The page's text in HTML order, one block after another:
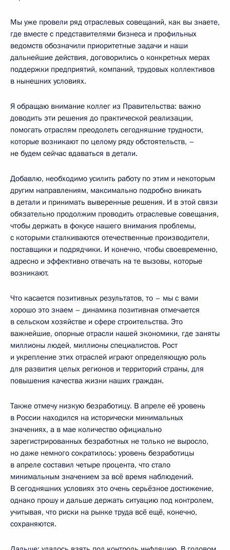
Мы уже провели ряд отраслевых совещаний, как вы знаете,
где вместе с представителями бизнеса и профильных
ведомств обозначили приоритетные задачи и наши
дальнейшие действия, договорились о конкретных мерах
поддержки предприятий, компаний, трудовых коллективов
в нынешних условиях.
Я обращаю внимание коллег из Правительства: важно
доводить эти решения до практической реализации,
помогать отраслям преодолеть сегодняшние трудности,
которые возникают по целому ряду обстоятельств, –
не будем сейчас вдаваться в детали.
Добавлю, необходимо усилить работу по этим и некоторым
другим направлениям, максимально подробно вникать
в детали и принимать выверенные решения. И в этой связи
обязательно продолжим проводить отраслевые совещания,
чтобы держать в фокусе нашего внимания проблемы,
с которыми сталкиваются отечественные производители,
поставщики и подрядчики. И конечно, чтобы своевременно,
адресно и эффективно отвечать на те вызовы, которые
возникают.
Что касается позитивных результатов, то – мы с вами
хорошо это знаем – динамика позитивная отмечается
в сельском хозяйстве и сфере строительства. Это
важнейшие, опорные отрасли нашей экономики, где заняты
миллионы людей, миллионы специалистов. Рост
и укрепление этих отраслей играют определяющую роль
для развития целых регионов и территорий страны, для
повышения качества жизни наших граждан.
Также отмечу низкую безработицу. В апреле её уровень
в России находился на исторически минимальных
значениях, а в мае количество официально
зарегистрированных безработных не только не выросло,
но даже немного сократилось: уровень безработицы
в апреле составил четыре процента, что стало
минимальным значением за всё время наблюдений.
В сегодняшних условиях это очень серьёзное достижение,
однако прошу и дальше держать ситуацию под контролем,
учитывая, что риски на рынке труда всё ещё, конечно,
сохраняются.